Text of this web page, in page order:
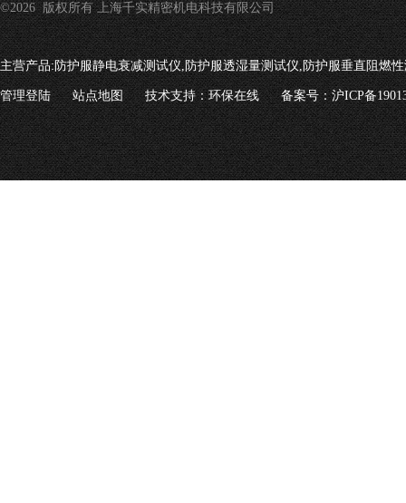
©2026 版权所有 上海千实精密机电科技有限公司
主营产品:防护服静电衰减测试仪,防护服透湿量测试仪,防护服垂直阻燃
管理登陆 站点地图 技术支持：环保在线 备案号：沪ICP备